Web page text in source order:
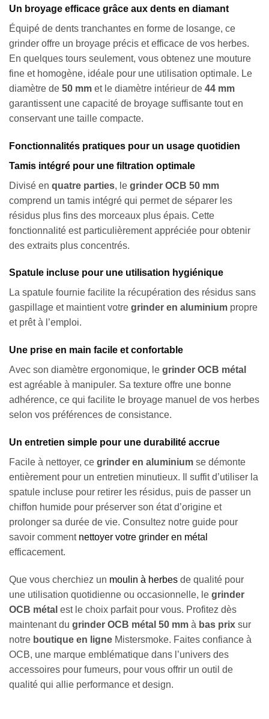
Un broyage efficace grâce aux dents en diamant
Équipé de dents tranchantes en forme de losange, ce
grinder offre un broyage précis et efficace de vos herbes.
En quelques tours seulement, vous obtenez une mouture
fine et homogène, idéale pour une utilisation optimale. Le
diamètre de 50 mm et le diamètre intérieur de 44 mm
garantissent une capacité de broyage suffisante tout en
conservant une taille compacte.
Fonctionnalités pratiques pour un usage quotidien
Tamis intégré pour une filtration optimale
Divisé en quatre parties, le grinder OCB 50 mm
comprend un tamis intégré qui permet de séparer les
résidus plus fins des morceaux plus épais. Cette
fonctionnalité est particulièrement appréciée pour obtenir
des extraits plus concentrés.
Spatule incluse pour une utilisation hygiénique
La spatule fournie facilite la récupération des résidus sans
gaspillage et maintient votre grinder en aluminium propre
et prêt à l’emploi.
Une prise en main facile et confortable
Avec son diamètre ergonomique, le grinder OCB métal
est agréable à manipuler. Sa texture offre une bonne
adhérence, ce qui facilite le broyage manuel de vos herbes
selon vos préférences de consistance.
Un entretien simple pour une durabilité accrue
Facile à nettoyer, ce grinder en aluminium se démonte
entièrement pour un entretien minutieux. Il suffit d’utiliser la
spatule incluse pour retirer les résidus, puis de passer un
chiffon humide pour préserver son état d’origine et
prolonger sa durée de vie. Consultez notre guide pour
savoir comment nettoyer votre grinder en métal
efficacement.
Que vous cherchiez un moulin à herbes de qualité pour
une utilisation quotidienne ou occasionnelle, le grinder
OCB métal est le choix parfait pour vous. Profitez dès
maintenant du grinder OCB métal 50 mm à bas prix sur
notre boutique en ligne Mistersmoke. Faites confiance à
OCB, une marque emblématique dans l’univers des
accessoires pour fumeurs, pour vous offrir un outil de
qualité qui allie performance et design.